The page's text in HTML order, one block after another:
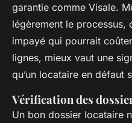
garantie comme Visale.
légèrement le processus,
impayé qui pourrait
lignes, mieux vaut une
qu’un locataire en défaut
Vérification des
Un bon dossier locataire